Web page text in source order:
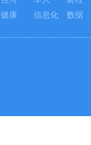
健康 信息化 数据